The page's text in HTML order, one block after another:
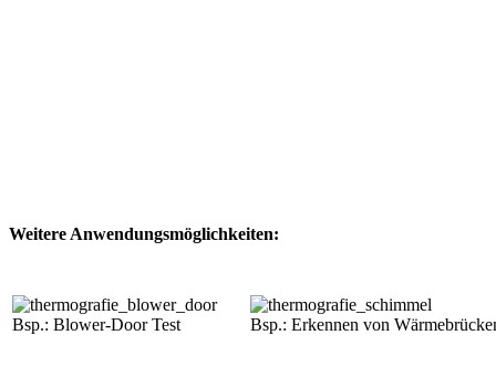
Weitere Anwendungsmöglichkeiten:
Bsp.: Blower-Door Test Bsp.: Erkennen von